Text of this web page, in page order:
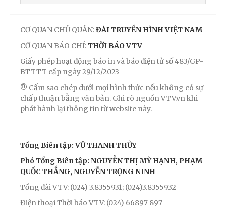
CƠ QUAN CHỦ QUẢN:ĐÀI TRUYỀN HÌNH VIỆT NAM
CƠ QUAN BÁO CHÍ:THỜI BÁO VTV
Giấy phép hoạt động báo in và báo điện tử số 483/GP-
BTTTT cấp ngày 29/12/2023
® Cấm sao chép dưới mọi hình thức nếu không có sự
chấp thuận bằng văn bản. Ghi rõ nguồn VTV.vn khi
phát hành lại thông tin từ website này.
Tổng Biên tập: VŨ THANH THỦY
Phó Tổng Biên tập: NGUYỄN THỊ MỸ HẠNH, PHẠM
QUỐC THẮNG, NGUYỄN TRỌNG NINH
Tổng đài VTV: (024) 3.8355931; (024)3.8355932
Điện thoại Thời báo VTV: (024) 66897 897